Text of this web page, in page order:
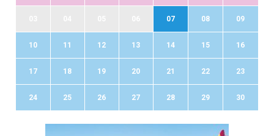
07 08 09
10 11 12 13 14 15 16
17 18 19 20 21 22 23
24 25 26 27 28 29 30